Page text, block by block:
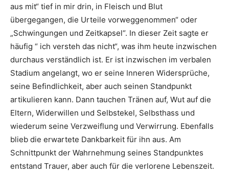
aus mit“ tief in mir drin, in Fleisch und Blut
übergegangen, die Urteile vorweggenommen“ oder
„Schwingungen und Zeitkapsel“. In dieser Zeit sagte er
häufig “ ich versteh das nicht“, was ihm heute inzwischen
durchaus verständlich ist. Er ist inzwischen im verbalen
Stadium angelangt, wo er seine Inneren Widersprüche,
seine Befindlichkeit, aber auch seinen Standpunkt
artikulieren kann. Dann tauchen Tränen auf, Wut auf die
Eltern, Widerwillen und Selbstekel, Selbsthass und
wiederum seine Verzweiflung und Verwirrung. Ebenfalls
blieb die erwartete Dankbarkeit für ihn aus. Am
Schnittpunkt der Wahrnehmung seines Standpunktes
entstand Trauer, aber auch für die verlorene Lebenszeit.